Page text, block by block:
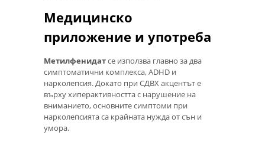
Медицинско
приложение и употреба
Метилфенидатсе използва главно за два
симптоматични комплекса, ADHD и
нарколепсия. Докато при СДВХ акцентът е
върху хиперактивността с нарушение на
вниманието, основните симптоми при
нарколепсията са крайната нужда от сън и
умора.